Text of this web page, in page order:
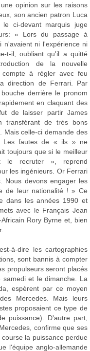
opinion sur les raisons
son ancien patron Luca
ci-devant marquis juge
« Lors du passage à
n'avaient ni l'expérience ni
t-il, oubliant qu'il a quitté
de la nouvelle
compte à régler avec feu
direction de Ferrari. Par
derrière le pronom
en claquant des
de laisser partir James
transférant de très bons
Mais celle-ci demande des
Les fautes de « ils » ne
toujours que si le meilleur
le recruter », reprend
les ingénieurs. Or Ferrari
Nous devons engager les
de leur nationalité ! » Ce
dans les années 1990 et
avec le Français Jean
Rory Byrne et, bien
à-dire les cartographies
sont bannis à compter
propulseurs seront placés
et le dimanche. La
espèrent par ce moyen
Mercedes. Mais leurs
proposaient ce type de
puissance). D'autre part,
confirme que ses
la puissance perdue
l'équipe anglo-allemande